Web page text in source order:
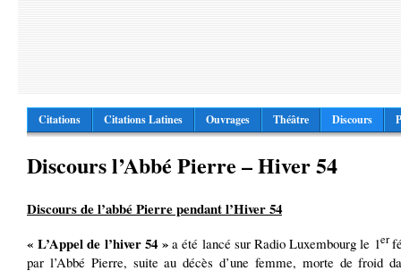
Citations Citations Latines Ouvrages Théâtre Discours
Discours l’Abbé Pierre – Hiver 54
Discours de l’abbé Pierre pendant l’Hiver 54
« L’Appel de l’hiver 54 » a été lancé sur Radio Luxembourg le 1er
par l’Abbé Pierre, suite au décès d’une femme, morte de froid